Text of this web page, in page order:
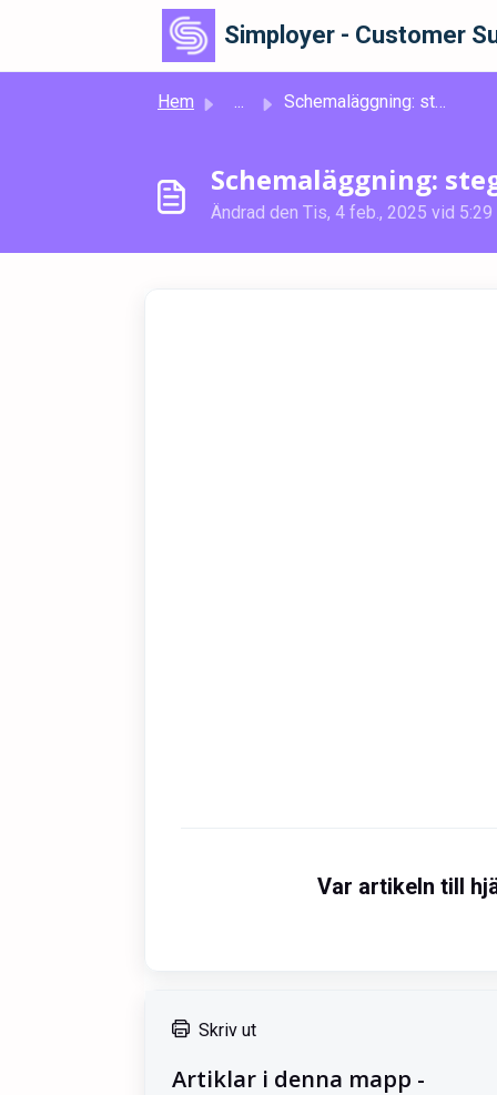
Hoppa över till huvudinnehåll
Simployer - Customer
Hem ... Schemaläggning: steg-för-steg video
Schemaläggning:
Ändrad den Tis, 4 feb., 2025 vid 5:29
Var artikeln till
Skriv ut
Artiklar i denna mapp -